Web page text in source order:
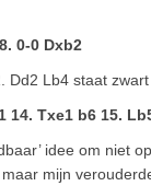
0-0 Dxb2
Lb4 staat zwart
Txe1 b6 15.
idee om niet
mijn